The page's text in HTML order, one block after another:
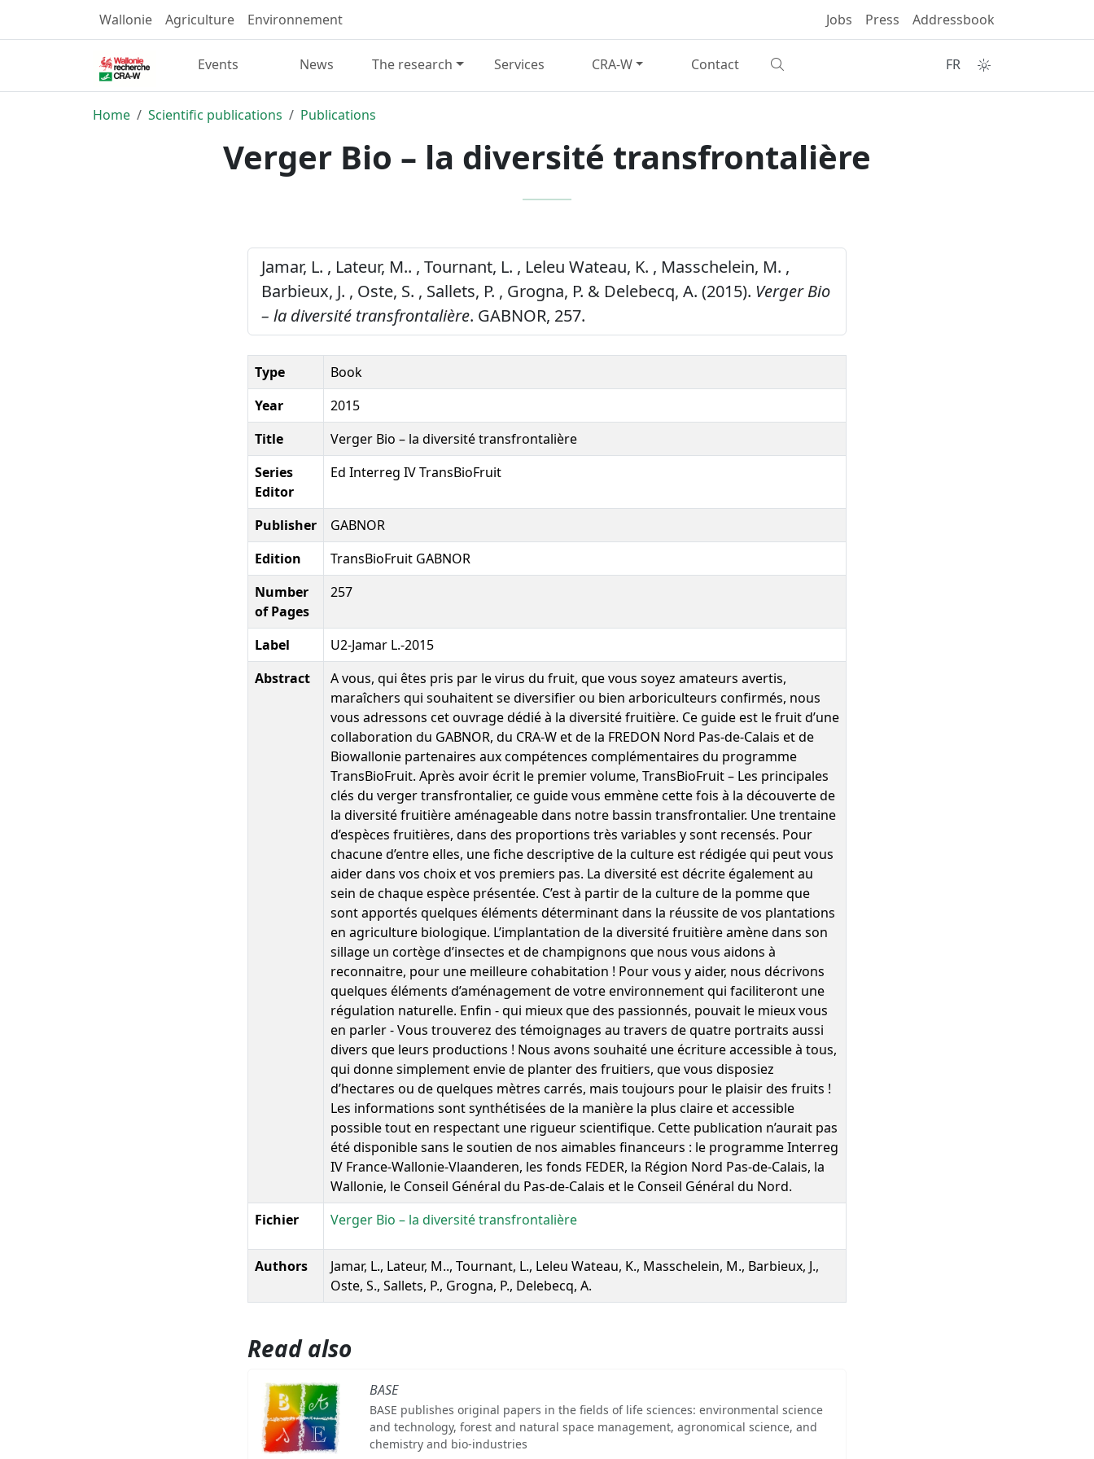
Wallonie Agriculture Environnement Jobs Press Addressbook
Events News The research Services CRA-W Contact FR
Home Scientific publications Publications
Verger Bio – la diversité transfrontalière
Jamar, L. , Lateur, M.. , Tournant, L. , Leleu Wateau, K. , Masschelein, M. ,
Barbieux, J. , Oste, S. , Sallets, P. , Grogna, P. & Delebecq, A. (2015). Verger Bio
– la diversité transfrontalière. GABNOR, 257.
Type
Book
Year
2015
Title
Verger Bio – la diversité transfrontalière
Series
Editor
Ed Interreg IV TransBioFruit
Publisher
GABNOR
Edition
TransBioFruit GABNOR
Number
of Pages
257
Label
U2-Jamar L.-2015
Abstract
A vous, qui êtes pris par le virus du fruit, que vous soyez amateurs avertis,
maraîchers qui souhaitent se diversifier ou bien arboriculteurs confirmés, nous
vous adressons cet ouvrage dédié à la diversité fruitière. Ce guide est le fruit d’une
collaboration du GABNOR, du CRA-W et de la FREDON Nord Pas-de-Calais et de
Biowallonie partenaires aux compétences complémentaires du programme
TransBioFruit. Après avoir écrit le premier volume, TransBioFruit – Les principales
clés du verger transfrontalier, ce guide vous emmène cette fois à la découverte de
la diversité fruitière aménageable dans notre bassin transfrontalier. Une trentaine
d’espèces fruitières, dans des proportions très variables y sont recensés. Pour
chacune d’entre elles, une fiche descriptive de la culture est rédigée qui peut vous
aider dans vos choix et vos premiers pas. La diversité est décrite également au
sein de chaque espèce présentée. C’est à partir de la culture de la pomme que
sont apportés quelques éléments déterminant dans la réussite de vos plantations
en agriculture biologique. L’implantation de la diversité fruitière amène dans son
sillage un cortège d’insectes et de champignons que nous vous aidons à
reconnaitre, pour une meilleure cohabitation ! Pour vous y aider, nous décrivons
quelques éléments d’aménagement de votre environnement qui faciliteront une
régulation naturelle. Enfin - qui mieux que des passionnés, pouvait le mieux vous
en parler - Vous trouverez des témoignages au travers de quatre portraits aussi
divers que leurs productions ! Nous avons souhaité une écriture accessible à tous,
qui donne simplement envie de planter des fruitiers, que vous disposiez
d’hectares ou de quelques mètres carrés, mais toujours pour le plaisir des fruits !
Les informations sont synthétisées de la manière la plus claire et accessible
possible tout en respectant une rigueur scientifique. Cette publication n’aurait pas
été disponible sans le soutien de nos aimables financeurs : le programme Interreg
IV France-Wallonie-Vlaanderen, les fonds FEDER, la Région Nord Pas-de-Calais, la
Wallonie, le Conseil Général du Pas-de-Calais et le Conseil Général du Nord.
Fichier
Verger Bio – la diversité transfrontalière
Authors
Jamar, L., Lateur, M.., Tournant, L., Leleu Wateau, K., Masschelein, M., Barbieux, J.,
Oste, S., Sallets, P., Grogna, P., Delebecq, A.
Read also
BASE
BASE publishes original papers in the fields of life sciences: environmental science
and technology, forest and natural space management, agronomical science, and
chemistry and bio-industries